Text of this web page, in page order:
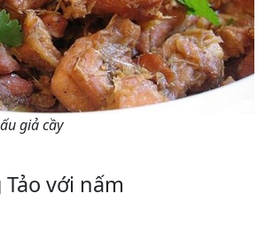
giả cầy
với nấm